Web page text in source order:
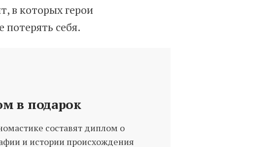
в которых герои
себя.
в подарок
составят диплом о
и истории происхождения